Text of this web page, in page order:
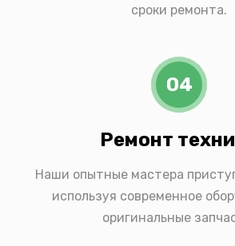
сроки ремонта.
04
Ремонт
Наши опытные мастера
используя современное
оригинальные